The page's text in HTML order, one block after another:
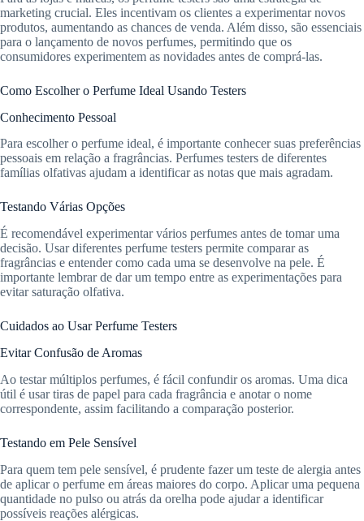
marketing crucial. Eles incentivam os clientes a experimentar novos
produtos, aumentando as chances de venda. Além disso, são essenciais
para o lançamento de novos perfumes, permitindo que os
consumidores experimentem as novidades antes de comprá-las.
Como Escolher o Perfume Ideal Usando Testers
Conhecimento Pessoal
Para escolher o perfume ideal, é importante conhecer suas preferências
pessoais em relação a fragrâncias. Perfumes testers de diferentes
famílias olfativas ajudam a identificar as notas que mais agradam.
Testando Várias Opções
É recomendável experimentar vários perfumes antes de tomar uma
decisão. Usar diferentes perfume testers permite comparar as
fragrâncias e entender como cada uma se desenvolve na pele. É
importante lembrar de dar um tempo entre as experimentações para
evitar saturação olfativa.
Cuidados ao Usar Perfume Testers
Evitar Confusão de Aromas
Ao testar múltiplos perfumes, é fácil confundir os aromas. Uma dica
útil é usar tiras de papel para cada fragrância e anotar o nome
correspondente, assim facilitando a comparação posterior.
Testando em Pele Sensível
Para quem tem pele sensível, é prudente fazer um teste de alergia antes
de aplicar o perfume em áreas maiores do corpo. Aplicar uma pequena
quantidade no pulso ou atrás da orelha pode ajudar a identificar
possíveis reações alérgicas.